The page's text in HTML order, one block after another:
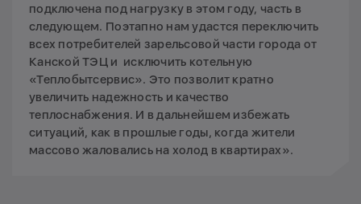
подключена под нагрузку в этом году, часть в
следующем. Поэтапно нам удастся переключить
всех потребителей зарельсовой части города от
Канской ТЭЦ и исключить котельную
«Теплобытсервис». Это позволит кратно
увеличить надежность и качество
теплоснабжения. И в дальнейшем избежать
ситуаций, как в прошлые годы, когда жители
массово жаловались на холод в квартирах».